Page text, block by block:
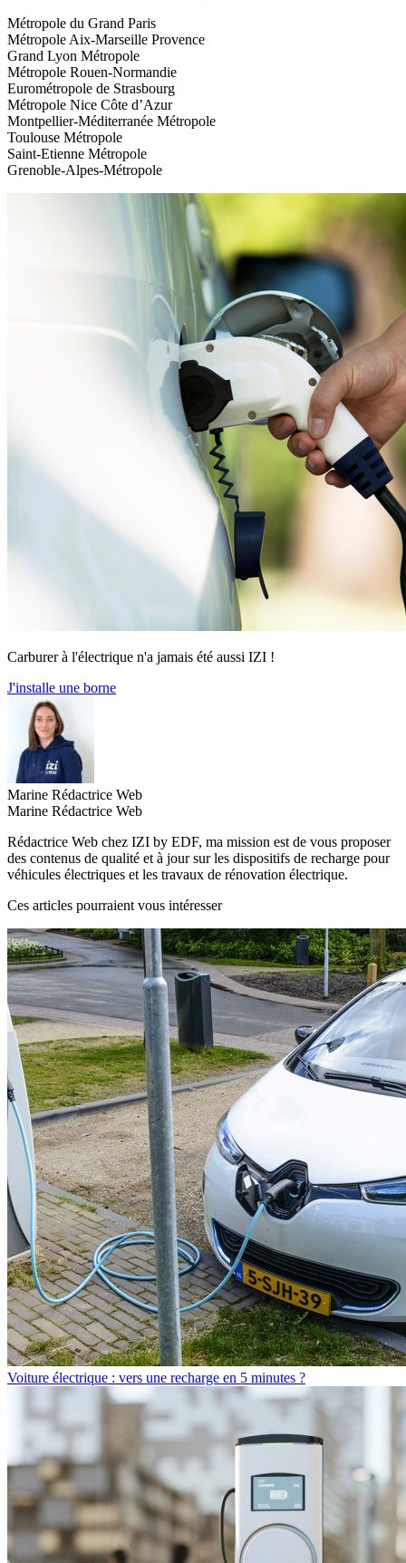
Métropole du Grand Paris
Métropole Aix-Marseille Provence
Grand Lyon Métropole
Métropole Rouen-Normandie
Eurométropole de Strasbourg
Métropole Nice Côte d’Azur
Montpellier-Méditerranée Métropole
Toulouse Métropole
Saint-Etienne Métropole
Grenoble-Alpes-Métropole
Carburer à l'électrique n'a jamais été aussi IZI !
J'installe une borne
Marine Rédactrice Web
Marine Rédactrice Web
Rédactrice Web chez IZI by EDF, ma mission est de vous proposer
des contenus de qualité et à jour sur les dispositifs de recharge pour
véhicules électriques et les travaux de rénovation électrique.
Ces articles pourraient vous intéresser
Voiture électrique : vers une recharge en 5 minutes ?